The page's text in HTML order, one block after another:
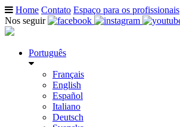
Home Contato Espaço para os profissionais
Nos seguir
Português
Français
English
Español
Italiano
Deutsch